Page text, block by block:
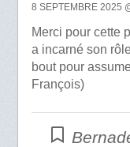
8 SEPTEMBRE 2025
Merci pour cette
a incarné son
bout pour
François)